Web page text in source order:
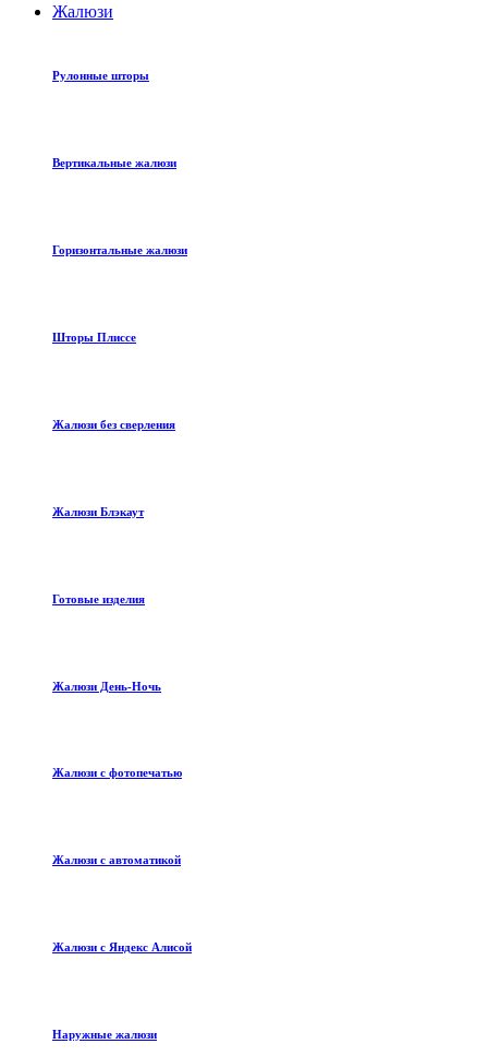
Жалюзи
Рулонные шторы
Вертикальные жалюзи
Горизонтальные жалюзи
Шторы Плиссе
Жалюзи без сверления
Жалюзи Блэкаут
Готовые изделия
Жалюзи День-Ночь
Жалюзи с фотопечатью
Жалюзи с автоматикой
Жалюзи с Яндекс Алисой
Наружные жалюзи